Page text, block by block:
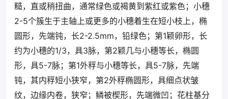
糙，直或稍扭曲，通常绿色或褐黄到紫红或紫色；小穗
2-5个簇生于主轴上或更多的小穗着生在短小枝上，椭
圆形，先端钝，长2-2.5mm，铅绿色；第1颖卵形，长
约为小穗的1/3，具3脉，第2颖几与小穗等长，椭圆
形，具5-7脉；第1外稃与小穗等长，具5-7脉，先端
钝，其内稃短小狭窄，第2外稃椭圆形，具细点状皱
纹，边缘内卷，狭窄；鳞被楔形，先端微凹；花柱基分